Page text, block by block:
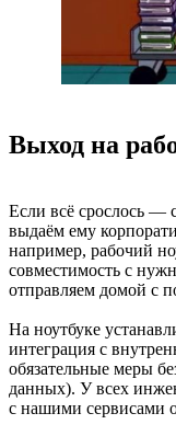
Выход на
Если всё срослось —
выдаём ему
например, рабочий
совместимость с
отправляем домой с
На ноутбуке
интеграция с
обязательные меры
данных). У всех
с нашими сервисами